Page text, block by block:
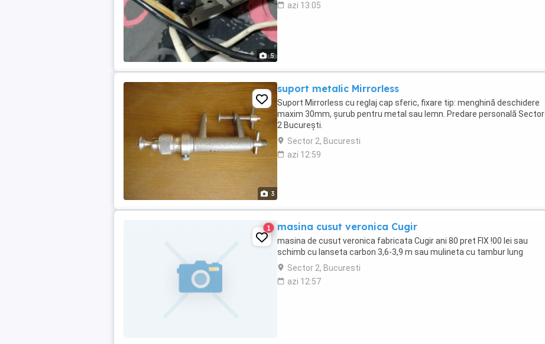
5
azi 13:05
3
suport metalic Mirrorless
Suport Mirrorless cu reglaj cap sferic, fixare tip: menghină deschidere
maxim 30mm, șurub pentru metal sau lemn. Predare personală Sector
2 București.
Sector 2, Bucuresti
azi 12:59
1 masina cusut veronica Cugir
masina de cusut veronica fabricata Cugir ani 80 pret FIX !00 lei sau
schimb cu lanseta carbon 3,6-3,9 m sau mulineta cu tambur lung
Sector 2, Bucuresti
azi 12:57